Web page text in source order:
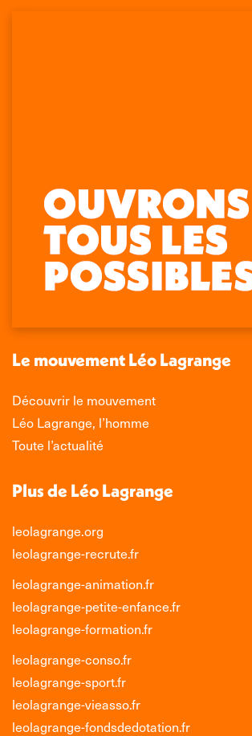
Retrouvez-nous sur :
Facebook
s'ouvre
une
fenêtre
La
page
X
s'ouvre
une
fenêtre
La
page
LinkedIn
s'ouvre
une
fenêtre
La
page
Instagram
s'ouvre
une
nouvelle
fenêtre
Le mouvement Léo Lagrange
Découvrir le mouvement
Léo Lagrange, l’homme
Toute l’actualité
Plus de Léo Lagrange
leolagrange.org
leolagrange-recrute.fr
leolagrange-animation.fr
leolagrange-petite-enfance.fr
leolagrange-formation.fr
leolagrange-conso.fr
leolagrange-sport.fr
leolagrange-vieasso.fr
leolagrange-fondsdedotation.fr